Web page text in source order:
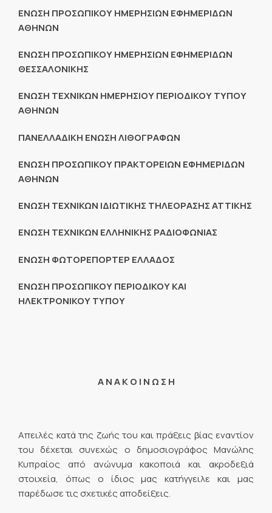
ΕΝΩΣΗ ΠΡΟΣΩΠΙΚΟΥ ΗΜΕΡΗΣΙΩΝ ΕΦΗΜΕΡΙΔΩΝ
ΑΘΗΝΩΝ
ΕΝΩΣΗ ΠΡΟΣΩΠΙΚΟΥ ΗΜΕΡΗΣΙΩΝ ΕΦΗΜΕΡΙΔΩΝ
ΘΕΣΣΑΛΟΝΙΚΗΣ
ΕΝΩΣΗ ΤΕΧΝΙΚΩΝ ΗΜΕΡΗΣΙΟΥ ΠΕΡΙΟΔΙΚΟΥ ΤΥΠΟΥ
ΑΘΗΝΩΝ
ΠΑΝΕΛΛΑΔΙΚΗ ΕΝΩΣΗ ΛΙΘΟΓΡΑΦΩΝ
ΕΝΩΣΗ ΠΡΟΣΩΠΙΚΟΥ ΠΡΑΚΤΟΡΕΙΩΝ ΕΦΗΜΕΡΙΔΩΝ
ΑΘΗΝΩΝ
ΕΝΩΣΗ ΤΕΧΝΙΚΩΝ ΙΔΙΩΤΙΚΗΣ ΤΗΛΕΟΡΑΣΗΣ ΑΤΤΙΚΗΣ
ΕΝΩΣΗ ΤΕΧΝΙΚΩΝ ΕΛΛΗΝΙΚΗΣ ΡΑΔΙΟΦΩΝΙΑΣ
ΕΝΩΣΗ ΦΩΤΟΡΕΠΟΡΤΕΡ ΕΛΛΑΔΟΣ
ΕΝΩΣΗ ΠΡΟΣΩΠΙΚΟΥ ΠΕΡΙΟΔΙΚΟΥ ΚΑΙ
ΗΛΕΚΤΡΟΝΙΚΟΥΤΥΠΟΥ
Α Ν Α Κ Ο Ι Ν Ω Σ Η
Απειλές κατά της ζωής του και πράξεις βίας εναντίον
του δέχεται συνεχώς ο δημοσιογράφος Μανώλης
Κυπραίος από ανώνυμα κακοποιά και ακροδεξιά
στοιχεία, όπως ο ίδιος μας κατήγγειλε και μας
παρέδωσε τις σχετικές αποδείξεις.